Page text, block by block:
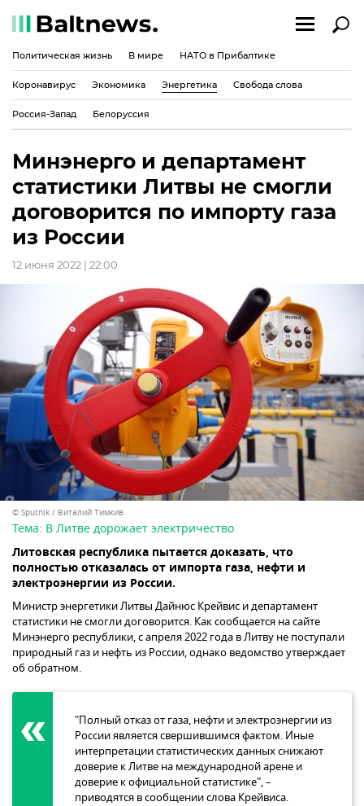
Политическая жизнь В мире НАТО в Прибалтике
Коронавирус Экономика Энергетика Свобода слова
Россия-Запад Белоруссия
Минэнерго и департамент
статистики Литвы не смогли
договорится по импорту газа
из России
12 июня 2022 | 22:00
© Sputnik / Виталий Тимкив
Тема: В Литве дорожает электричество
Литовская республика пытается доказать, что
полностью отказалась от импорта газа, нефти и
электроэнергии из России.
Министр энергетики Литвы Дайнюс Крейвис и департамент
статистики не смогли договорится. Как сообщается на сайте
Минэнерго республики, с апреля 2022 года в Литву не поступали
природный газ и нефть из России, однако ведомство утверждает
об обратном.
"Полный отказ от газа, нефти и электроэнергии из
России является свершившимся фактом. Иные
интерпретации статистических данных снижают
доверие к Литве на международной арене и
доверие к официальной статистике", –
приводятся в сообщении слова Крейвиса.